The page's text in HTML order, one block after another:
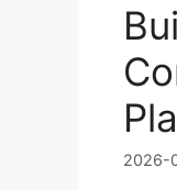
2026-